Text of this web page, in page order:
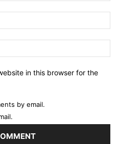
in this browser for the
by email.